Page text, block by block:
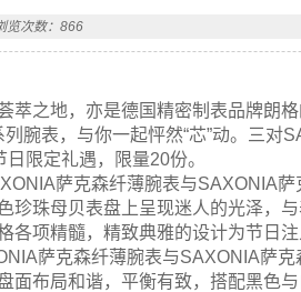
览次数：866
萃之地，亦是德国精密制表品牌朗
腕表，与你一起怦然“芯”动。三对
限定礼遇，限量20份。
萨克森纤薄腕表与SAXONIA
珍珠母贝表盘上呈现迷人的光泽，
各项精髓，精致典雅的设计为节日
萨克森纤薄腕表与SAXONIA萨
面布局和谐，平衡有致，搭配黑色